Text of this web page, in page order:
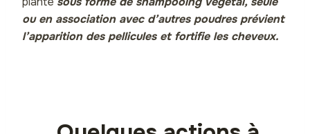
ou en association avec d’autres poudres prévient
l’apparition des pellicules et fortifie les cheveux.